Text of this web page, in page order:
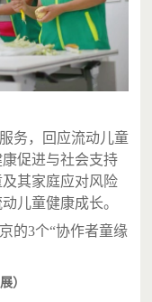
务，回应流动儿童
促进与社会支持
其家庭应对风险
儿童健康成长。
的3个“协作者童缘
）